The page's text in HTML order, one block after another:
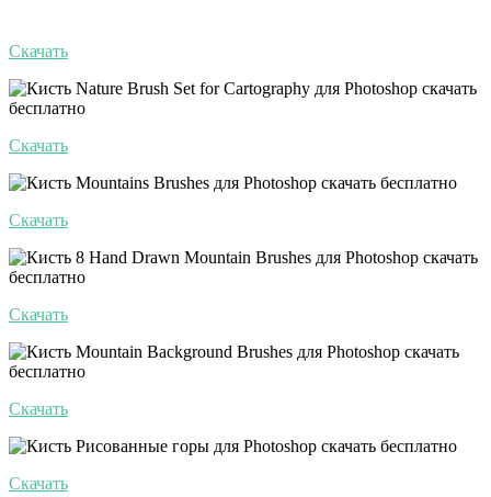
Скачать
Скачать
Скачать
Скачать
Скачать
Скачать